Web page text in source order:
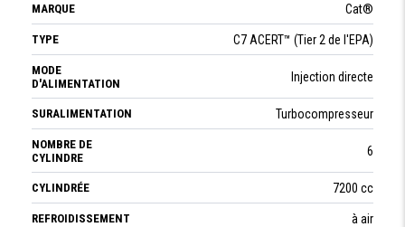
MARQUE Cat®
TYPE C7 ACERT™ (Tier 2 de l'EPA)
MODE
D'ALIMENTATION
Injection directe
SURALIMENTATION Turbocompresseur
NOMBRE DE
CYLINDRE
6
CYLINDRÉE 7200 cc
REFROIDISSEMENT à air